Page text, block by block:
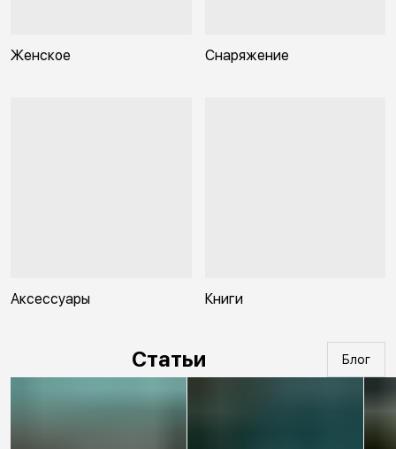
Женское Снаряжение
Аксессуары Книги
Статьи Блог